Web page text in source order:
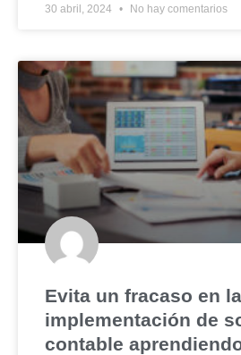
30 abril, 2024 No hay comentarios
Evita un fracaso en la
implementación de
contable